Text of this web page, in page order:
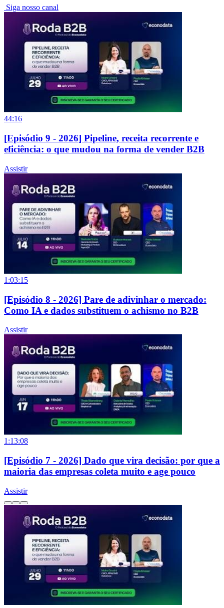
Siga nosso canal
44:16
[Episódio 9 - 2026] Pipeline, receita recorrente e
eficiência: o que mudou na forma de vender B2B
Assistir
1:03:15
[Episódio 8 - 2026] Pare de adivinhar o mercado:
Como IA e dados substituem o achismo no B2B
Assistir
1:13:08
[Episódio 7 - 2026] Dado que vira decisão: por que a
maioria das empresas coleta muito e age pouco
Assistir